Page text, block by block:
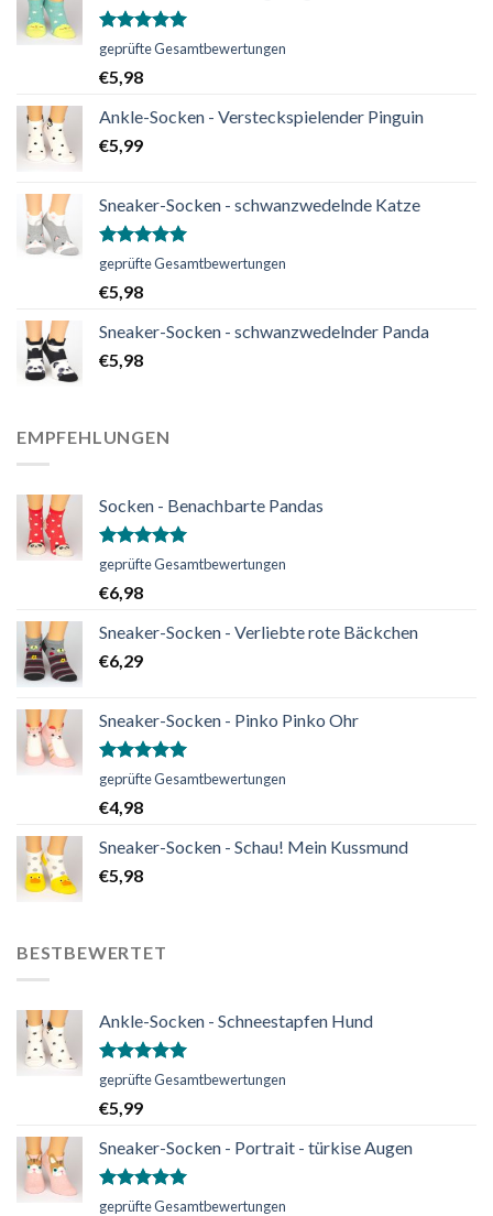
Bewertet
von 5
geprüfte Gesamtbewertungen
€5,98
Ankle-Socken - Versteckspielender Pinguin
€5,99
Sneaker-Socken - schwanzwedelnde Katze
Bewertet
von 5
geprüfte Gesamtbewertungen
€5,98
Sneaker-Socken - schwanzwedelnder Panda
€5,98
EMPFEHLUNGEN
Socken - Benachbarte Pandas
Bewertet
von 5
geprüfte Gesamtbewertungen
€6,98
Sneaker-Socken - Verliebte rote Bäckchen
€6,29
Sneaker-Socken - Pinko Pinko Ohr
Bewertet
von 5
geprüfte Gesamtbewertungen
€4,98
Sneaker-Socken - Schau! Mein Kussmund
€5,98
BESTBEWERTET
Ankle-Socken - Schneestapfen Hund
Bewertet
von 5
geprüfte Gesamtbewertungen
€5,99
Sneaker-Socken - Portrait - türkise Augen
Bewertet
geprüfte Gesamtbewertungen